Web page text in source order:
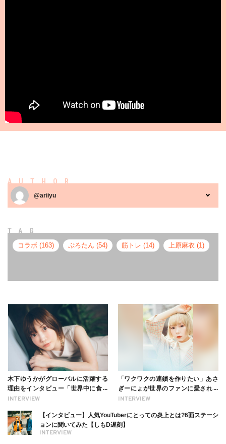
AUTHOR
@ariiyu
TAG
コラボ (163) ぷろたん (54) 筋トレ (14) 上原麻衣 (1)
INTERVIEW
木下ゆうかがグローバルに活躍する
理由をインタビュー「世界中に食べ
る幸せを伝えたい」新事務所加入に
INTERVIEW
「ワクワクの連鎖を作りたい」あさ
ぎーにょが世界のファンに愛される
理由【インタビュー】
INTERVIEW
【インタビュー】人気YouTuberにとっての炎上とは?6面ステーシ
ョンに聞いてみた【しもD遅刻】